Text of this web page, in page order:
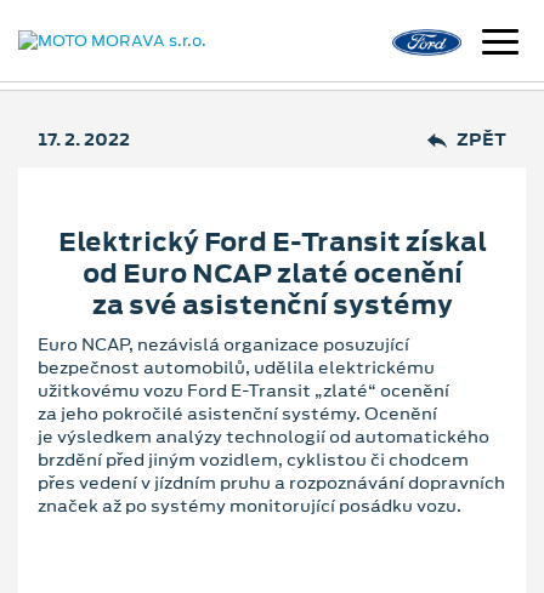
17. 2. 2022 ZPĚT
Elektrický Ford E-Transit získal
od Euro NCAP zlaté ocenění
za své asistenční systémy
Euro NCAP, nezávislá organizace posuzující
bezpečnost automobilů, udělila elektrickému
užitkovému vozu Ford E-Transit „zlaté“ ocenění
za jeho pokročilé asistenční systémy. Ocenění
je výsledkem analýzy technologií od automatického
brzdění před jiným vozidlem, cyklistou či chodcem
přes vedení v jízdním pruhu a rozpoznávání dopravních
značek až po systémy monitorující posádku vozu.